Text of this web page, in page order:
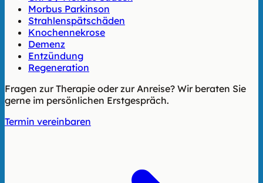
Morbus Parkinson
Strahlenspätschäden
Knochennekrose
Demenz
Entzündung
Regeneration
Fragen zur Therapie oder zur Anreise? Wir beraten Sie
gerne im persönlichen Erstgespräch.
Termin vereinbaren